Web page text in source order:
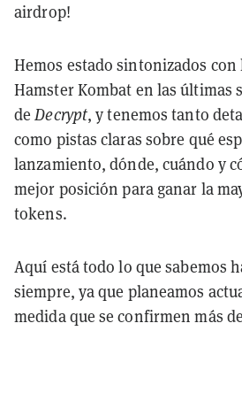
airdrop!
Hemos estado sintonizados con
Hamster Kombat en las últimas
deDecrypt, y tenemos tanto
como pistas claras sobre qué
lanzamiento, dónde, cuándo y
mejor posición para ganar la
tokens.
Aquí está todo lo que sabemos
siempre, ya que planeamos
medida que se confirmen más